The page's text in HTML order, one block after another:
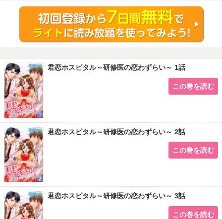
君恋ホスピタル～研修医の恋わずらい～ 1話
この巻を読む
君恋ホスピタル～研修医の恋わずらい～ 2話
この巻を読む
君恋ホスピタル～研修医の恋わずらい～ 3話
この巻を読む